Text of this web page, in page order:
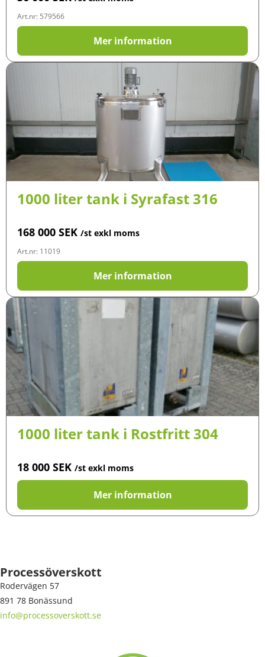
Art.nr: 579566
Mer information
1000 liter tank i Syrafast 316
168 000 SEK /st exkl moms
Art.nr: 11019
Mer information
1000 liter tank i Rostfritt 304
18 000 SEK /st exkl moms
Mer information
Processöverskott
Rodervägen 57
891 78 Bonässund
info@processoverskott.se